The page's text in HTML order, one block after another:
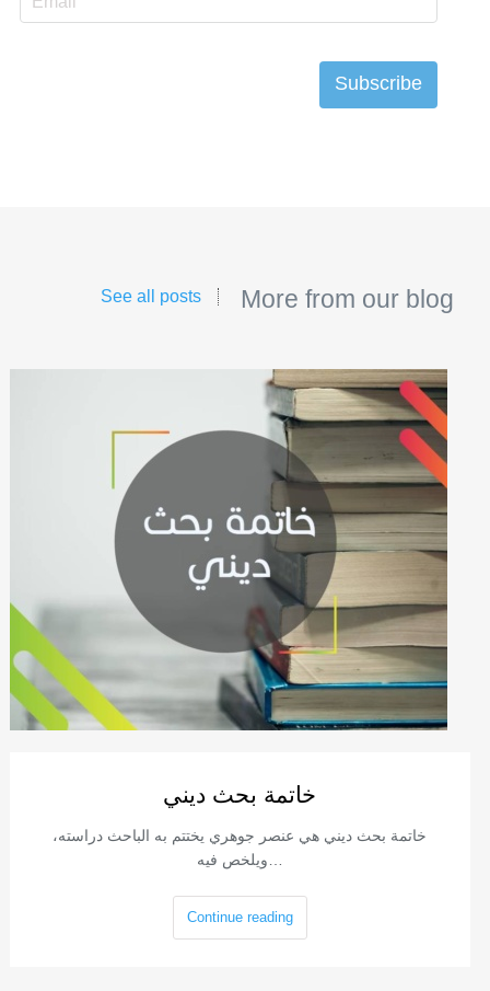
More from our blog
See all posts
خاتمة بحث ديني
خاتمة بحث ديني هي عنصر جوهري يختتم به الباحث دراسته،
Continue reading